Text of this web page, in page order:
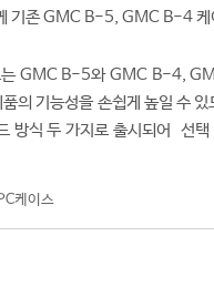
기존 GMC B-5, GMC B-4 케
GMC B-5와 GMC B-4,
의 기능성을 손쉽게 높일 수
방식 두 가지로 출시되어 선
케이스